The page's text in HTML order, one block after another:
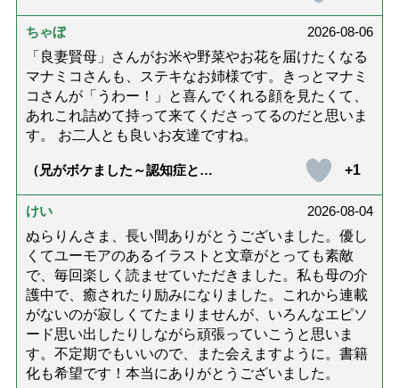
ちゃぼ
2026-08-06
「良妻賢母」さんがお米や野菜やお花を届けたくなる
マナミコさんも、ステキなお姉様です。きっとマナミ
コさんが「うわー！」と喜んでくれる顔を見たくて、
あれこれ詰めて持って来てくださってるのだと思いま
す。 お二人とも良いお友達ですね。
（兄がボケました～認知症と介
達』が届きました」）
+1
けい
2026-08-04
ぬらりんさま、長い間ありがとうございました。優し
くてユーモアのあるイラストと文章がとっても素敵
で、毎回楽しく読ませていただきました。私も母の介
護中で、癒されたり励みになりました。これから連載
がないのが寂しくてたまりませんが、いろんなエピソ
ード思い出したりしながら頑張っていこうと思いま
す。不定期でもいいので、また会えますように。書籍
化も希望です！本当にありがとうございました。